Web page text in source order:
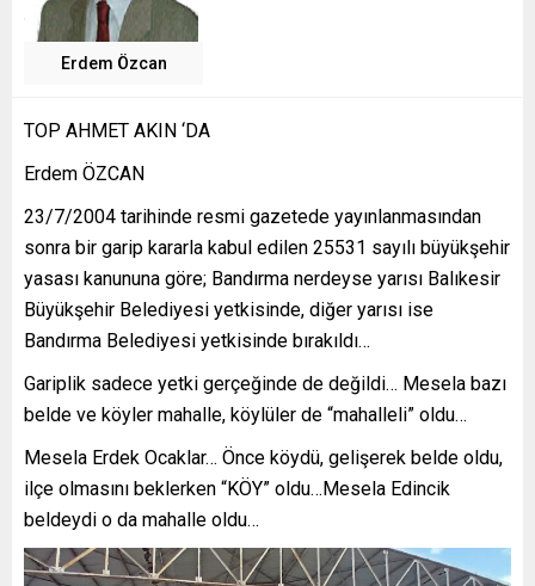
Erdem Özcan
TOP AHMET AKIN ‘DA
Erdem ÖZCAN
23/7/2004 tarihinde resmi gazetede yayınlanmasından
sonra bir garip kararla kabul edilen 25531 sayılı büyükşehir
yasası kanununa göre; Bandırma nerdeyse yarısı Balıkesir
Büyükşehir Belediyesi yetkisinde, diğer yarısı ise
Bandırma Belediyesi yetkisinde bırakıldı…
Gariplik sadece yetki gerçeğinde de değildi… Mesela bazı
belde ve köyler mahalle, köylüler de “mahalleli” oldu…
Mesela Erdek Ocaklar… Önce köydü, gelişerek belde oldu,
ilçe olmasını beklerken “KÖY” oldu…Mesela Edincik
beldeydi o da mahalle oldu…